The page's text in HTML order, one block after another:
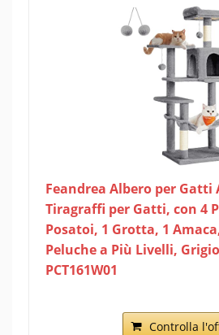
Feandrea Albero per Gatti
Tiragraffi per Gatti, con 4
Posatoi, 1 Grotta, 1
Peluche a Più Livelli,
PCT161W01
Controlla